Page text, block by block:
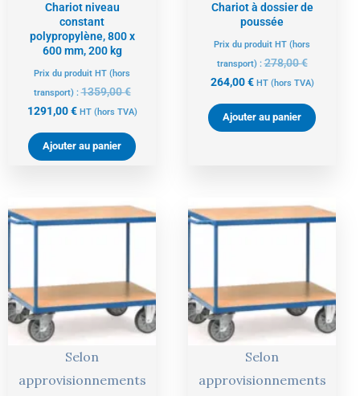
Chariot niveau
constant
polypropylène, 800 x
600 mm, 200 kg
Prix du produit HT (hors
transport) :1359,00€
1291,00€ HT (hors TVA)
Ajouter au panier
Chariot à dossier de
poussée
Prix du produit HT (hors
transport) :278,00€
264,00€ HT (hors TVA)
Ajouter au panier
Selon
approvisionnements
Le
prix
Le
prix
Selon
approvisionnements
Le
prix
Le
prix